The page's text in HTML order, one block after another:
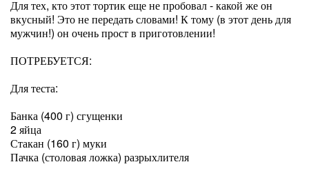
Для тех, кто этот тортик еще не пробовал - какой же он
вкусный! Это не передать словами! К тому (в этот день для
мужчин!) он очень прост в приготовлении!
ПОТРЕБУЕТСЯ:
Для теста:
Банка (400 г) сгущенки
2 яйца
Стакан (160 г) муки
Пачка (столовая ложка) разрыхлителя